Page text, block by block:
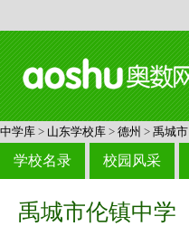
中学库 > 山东学校库 > 德州 > 禹城市
学校名录 校园风采
禹城市伦镇中学